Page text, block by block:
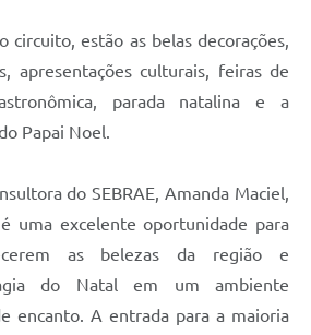
circuito, estão as belas decorações,
apresentações culturais, feiras de
parada natalina e a
Papai Noel.
do SEBRAE, Amanda Maciel,
uma excelente oportunidade para
as belezas da região e
do Natal em um ambiente
encanto. A entrada para a maioria